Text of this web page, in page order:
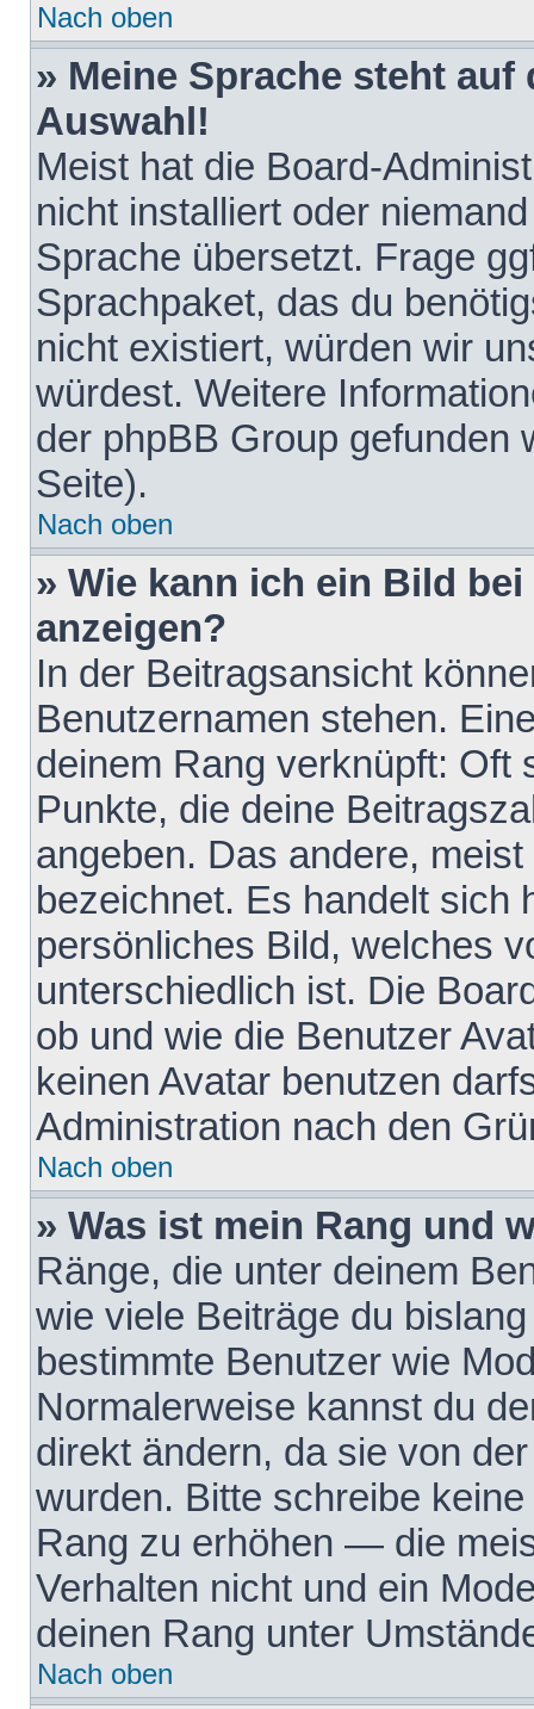
Nach oben
» Meine Sprache steht
Auswahl!
Meist hat die Board-
nicht installiert oder
Sprache übersetzt. Frage
Sprachpaket, das du
nicht existiert, würden wir
würdest. Weitere
der phpBB Group gefunden
Seite).
Nach oben
» Wie kann ich ein Bild
anzeigen?
In der Beitragsansicht
Benutzernamen stehen.
deinem Rang verknüpft: Oft
Punkte, die deine
angeben. Das andere,
bezeichnet. Es handelt sich
persönliches Bild, welches
unterschiedlich ist. Die
ob und wie die Benutzer
keinen Avatar benutzen
Administration nach den
Nach oben
» Was ist mein Rang und
Ränge, die unter deinem
wie viele Beiträge du
bestimmte Benutzer wie
Normalerweise kannst du
direkt ändern, da sie von
wurden. Bitte schreibe
Rang zu erhöhen — die
Verhalten nicht und ein
deinen Rang unter
Nach oben